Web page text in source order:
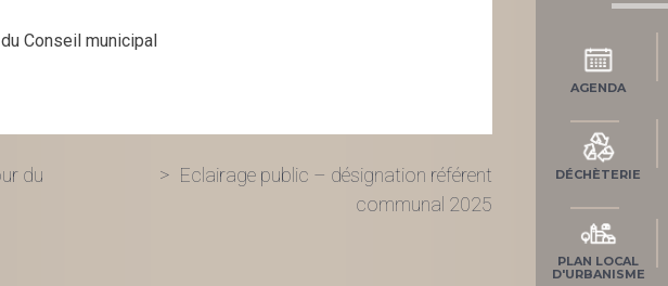
Conseil municipal
du
Eclairage public – désignation référent
communal 2025
AGENDA
DÉCHÈTERIE
PLAN LOCAL
D'URBANISME